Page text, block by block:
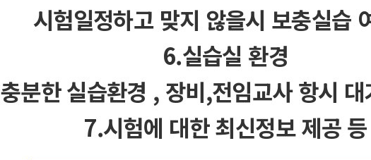
시험일정하고 맞지 않을시 보충실습
6.실습실 환경
충분한 실습환경 , 장비,전임교사 항시
7.시험에 대한 최신정보 제공 등